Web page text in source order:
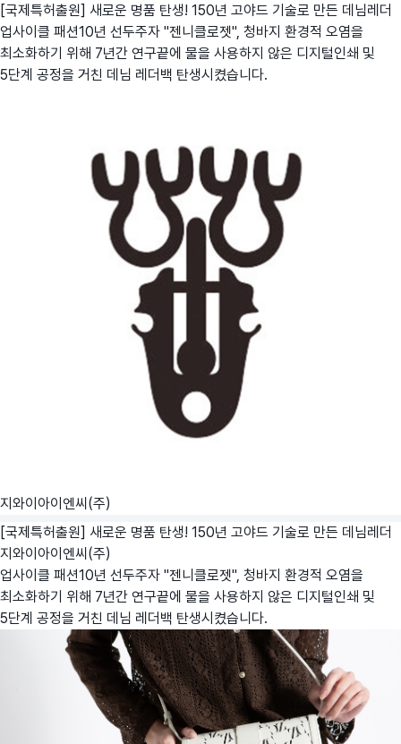
[국제특허출원] 새로운 명품 탄생! 150년 고야드 기술로 만든 데님레더
업사이클 패션10년 선두주자 "젠니클로젯", 청바지 환경적 오염을
최소화하기 위해 7년간 연구끝에 물을 사용하지 않은 디지털인쇄 및
5단계 공정을 거친 데님 레더백 탄생시켰습니다.
지와이아이엔씨(주)
[국제특허출원] 새로운 명품 탄생! 150년 고야드 기술로 만든 데님레더
지와이아이엔씨(주)
업사이클 패션10년 선두주자 "젠니클로젯", 청바지 환경적 오염을
최소화하기 위해 7년간 연구끝에 물을 사용하지 않은 디지털인쇄 및
5단계 공정을 거친 데님 레더백 탄생시켰습니다.